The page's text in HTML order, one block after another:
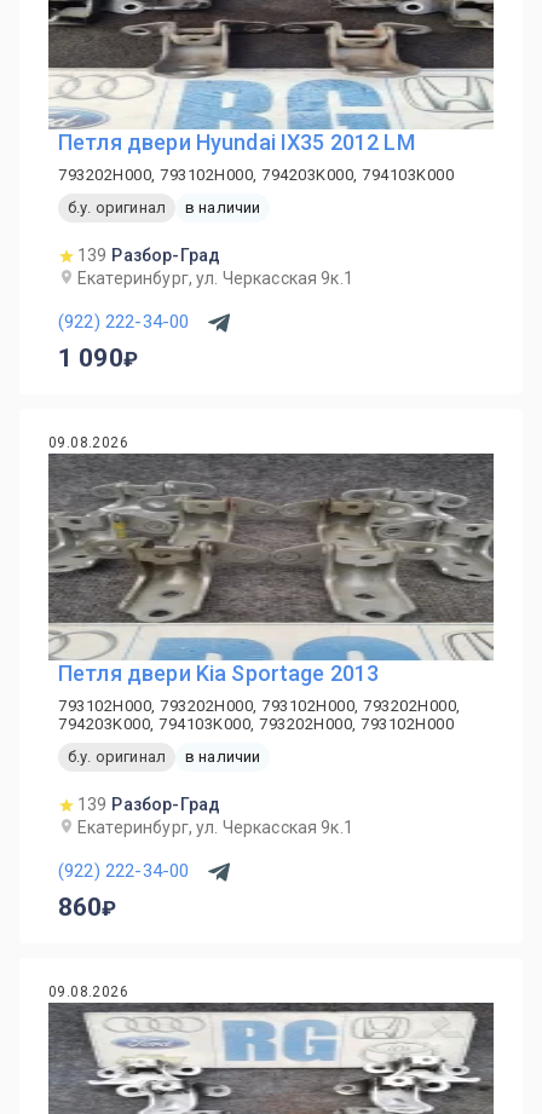
Петля двери Hyundai IX35 2012 LM
793202H000, 793102H000, 794203K000, 794103K000
б.у. оригинал
в наличии
139 Разбор-Град
Екатеринбург, ул. Черкасская 9к.1
(922) 222-34-00
1 090
09.08.2026
Петля двери Kia Sportage 2013
793102H000, 793202H000, 793102H000, 793202H000,
794203K000, 794103K000, 793202H000, 793102H000
б.у. оригинал
в наличии
139 Разбор-Град
Екатеринбург, ул. Черкасская 9к.1
(922) 222-34-00
860
09.08.2026